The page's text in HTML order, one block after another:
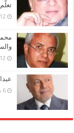
12 يناير، 2026
12 يناير، 2026
6 ديسمبر، 2025